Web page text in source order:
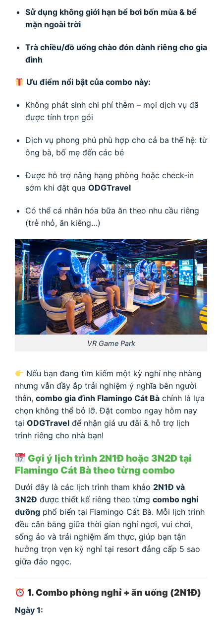
Sử dụng không giới hạn bể bơi bốn mùa & bể
mặn ngoài trời
Trà chiều/đồ uống chào đón dành riêng cho gia
đình
Ưu điểm nổi bật của combo này:
Không phát sinh chi phí thêm – mọi dịch vụ đã
được tính trọn gói
Dịch vụ phong phú phù hợp cho cả ba thế hệ: từ
ông bà, bố mẹ đến các bé
Được hỗ trợ nâng hạng phòng hoặc check-in
sớm khi đặt qua ODGTravel
Có thể cá nhân hóa bữa ăn theo nhu cầu riêng
(trẻ nhỏ, ăn kiêng…)
VR Game Park
Nếu bạn đang tìm kiếm một kỳ nghỉ nhẹ nhàng
nhưng vẫn đầy ắp trải nghiệm ý nghĩa bên người
thân, combo gia đình Flamingo Cát Bà chính là lựa
chọn không thể bỏ lỡ. Đặt combo ngay hôm nay
tại ODGTravel để nhận giá ưu đãi & hỗ trợ lịch
trình riêng cho nhà bạn!
Gợi ý lịch trình 2N1Đ hoặc 3N2Đ tại
Flamingo Cát Bà theo từng combo
Dưới đây là các lịch trình tham khảo 2N1Đ và
3N2Đ được thiết kế riêng theo từng combo nghỉ
dưỡng phổ biến tại Flamingo Cát Bà. Mỗi lịch trình
đều cân bằng giữa thời gian nghỉ ngơi, vui chơi,
sống ảo và trải nghiệm ẩm thực, giúp bạn tận
hưởng trọn vẹn kỳ nghỉ tại resort đẳng cấp 5 sao
giữa đảo ngọc.
1. Combo phòng nghỉ + ăn uống (2N1Đ)
Ngày 1: